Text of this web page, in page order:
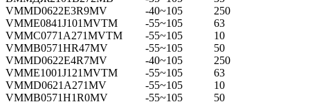
VMMD0622E3R9MV
-40~105
250
VMME0841J101MVTM
-55~105
63
VMMC0771A271MVTM
-55~105
10
VMMB0571HR47MV
-55~105
50
VMMD0622E4R7MV
-40~105
250
VMME1001J121MVTM
-55~105
63
VMMD0621A271MV
-55~105
10
VMMB0571H1R0MV
-55~105
50